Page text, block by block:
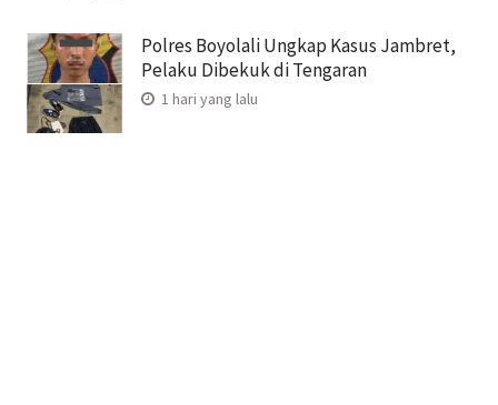
Polres Boyolali Ungkap Kasus Jambret,
Pelaku Dibekuk di Tengaran
1 hari yang lalu